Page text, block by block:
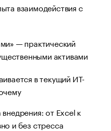
взаимодействия с
— практический
активами
в текущий ИТ-
от Excel к
и без стресса